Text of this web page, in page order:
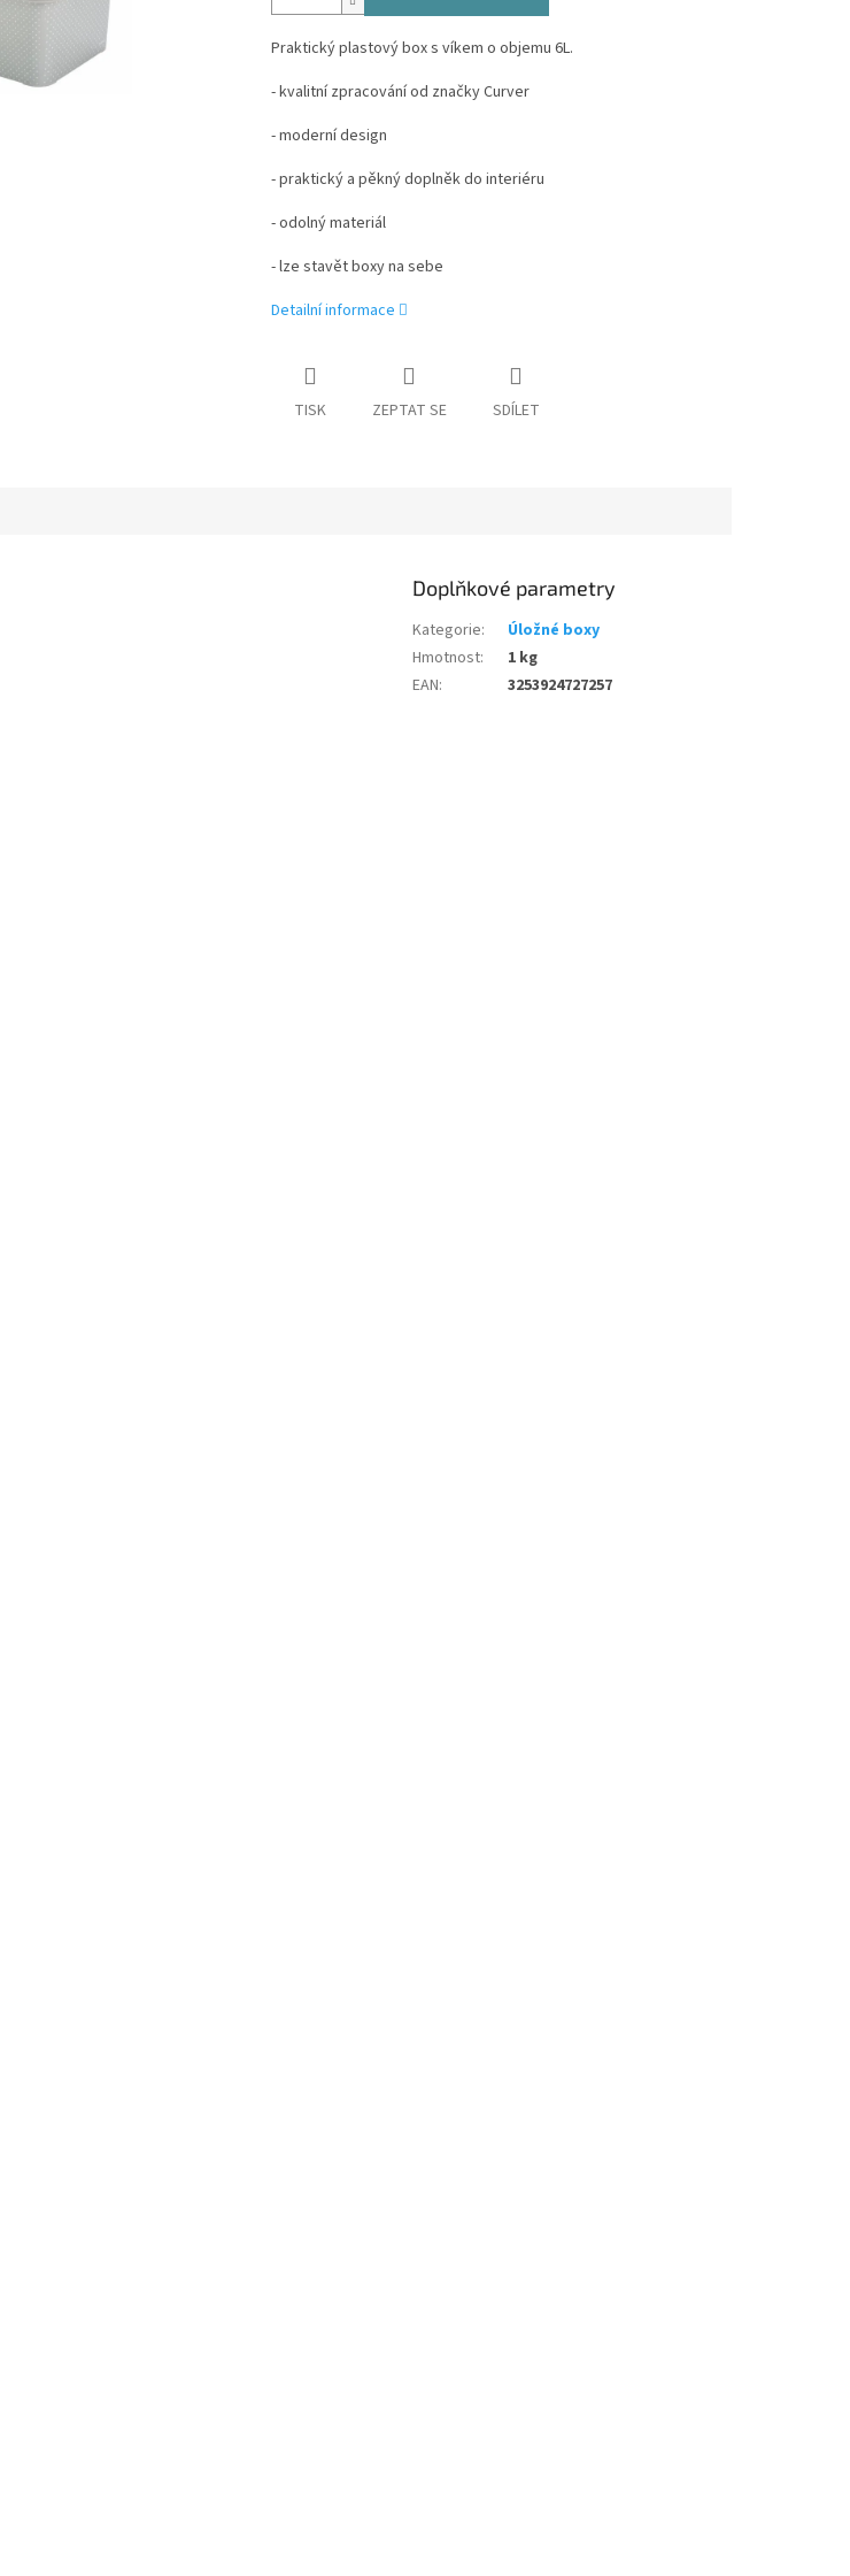
Praktický plastový box s víkem o objemu 6L.
- kvalitní zpracování od značky Curver
- moderní design
- praktický a pěkný doplněk do interiéru
- odolný materiál
- lze stavět boxy na sebe
Detailní informace
TISK ZEPTAT SE SDÍLET
Doplňkové parametry
Kategorie:
Úložné boxy
Hmotnost:
1 kg
EAN: 3253924727257